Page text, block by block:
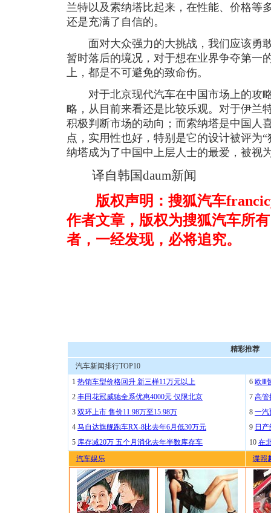
兰特以及索纳塔比起来，在性能、价格等
还是充满了自信的。
面对大众强力的大挑战，我们应该勇
暂时落后的境况，对于想在业界争夺第一
上，都是不可避免的致命伤。
对于北京现代汽车在中国市场上的攻
略，从目前来看还是比较乐观。对于伊兰
积极判断市场的动向；而索纳塔是中国人
点，实用性也好，特别是它的设计被评为
纳塔成为了中国中上层人士的最爱，被视
译自韩国daum新闻
版权声明：搜狐汽车
作者文章，版权为搜狐汽车所
者，一经发现，必将追究。
精彩推荐
汽车新闻排行TOP10
1 热销车型价格回升 新三样11万元以上
2 丰田花冠威驰全系优惠4000元 仅限北京
3 双环上市 售价11.98万至15.98万
4 马自达旗舰跑车RX-8比去年6月低30万元
5 库存减20万 五个月消化去年半数库存车
6 欧Ⅲ
7 高管
8 一汽
9 日
10 在
汽车娱乐
谍照